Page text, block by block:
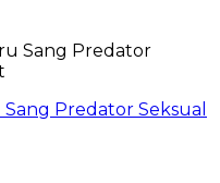
Predator Seksual